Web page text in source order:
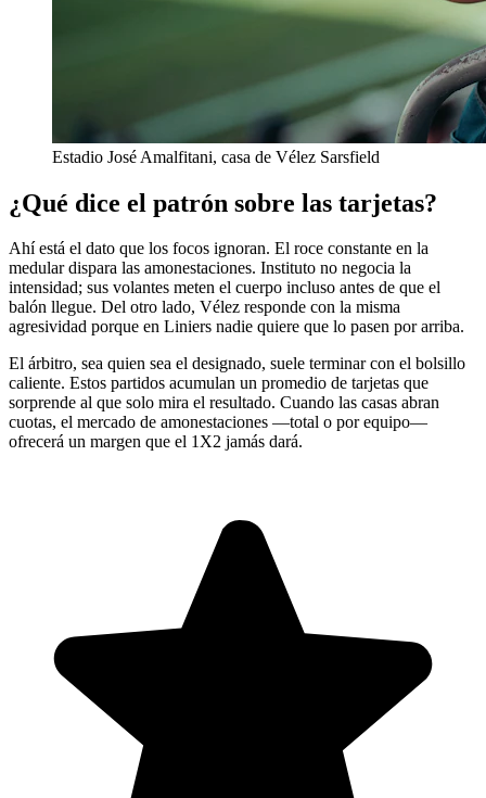
Estadio José Amalfitani, casa de Vélez Sarsfield
¿Qué dice el patrón sobre las tarjetas?
Ahí está el dato que los focos ignoran. El roce constante en la
medular dispara las amonestaciones. Instituto no negocia la
intensidad; sus volantes meten el cuerpo incluso antes de que el
balón llegue. Del otro lado, Vélez responde con la misma
agresividad porque en Liniers nadie quiere que lo pasen por arriba.
El árbitro, sea quien sea el designado, suele terminar con el bolsillo
caliente. Estos partidos acumulan un promedio de tarjetas que
sorprende al que solo mira el resultado. Cuando las casas abran
cuotas, el mercado de amonestaciones —total o por equipo—
ofrecerá un margen que el 1X2 jamás dará.